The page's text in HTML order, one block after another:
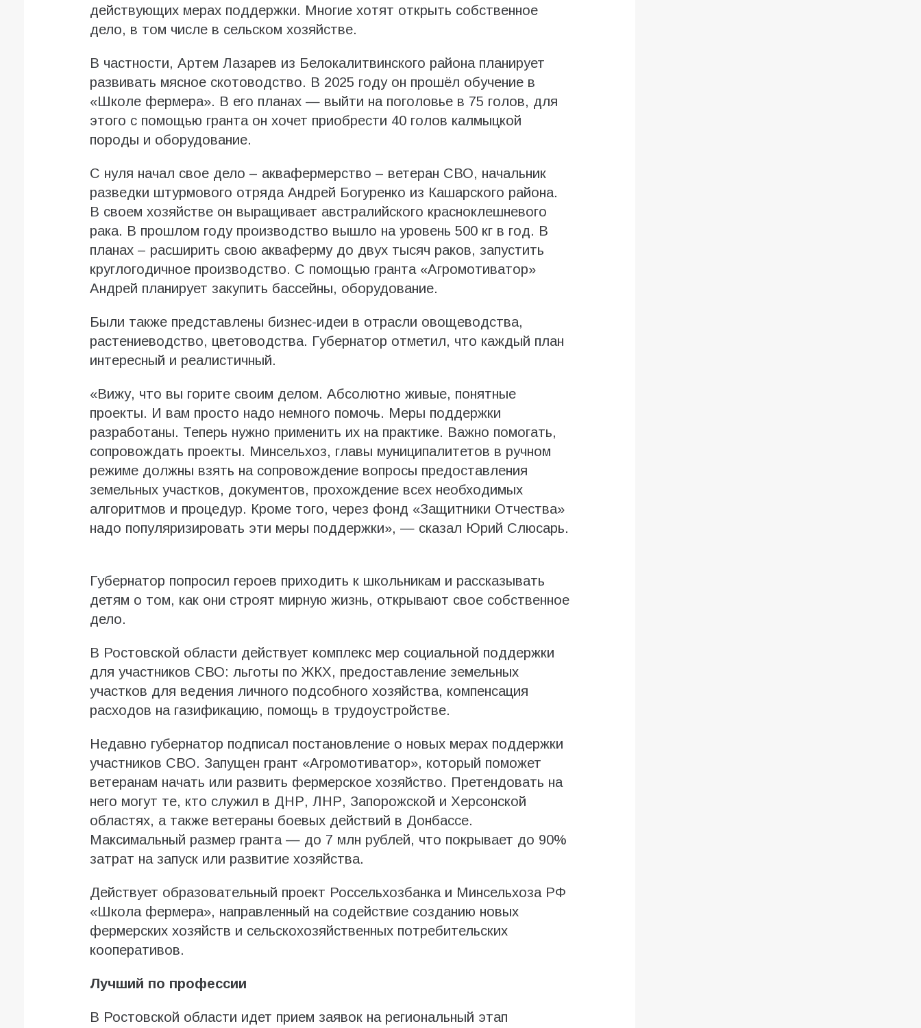
действующих мерах поддержки. Многие хотят открыть собственное
дело, в том числе в сельском хозяйстве.
В частности, Артем Лазарев из Белокалитвинского района планирует
развивать мясное скотоводство. В 2025 году он прошёл обучение в
«Школе фермера». В его планах — выйти на поголовье в 75 голов, для
этого с помощью гранта он хочет приобрести 40 голов калмыцкой
породы и оборудование.
С нуля начал свое дело – аквафермерство – ветеран СВО, начальник
разведки штурмового отряда Андрей Богуренко из Кашарского района.
В своем хозяйстве он выращивает австралийского красноклешневого
рака. В прошлом году производство вышло на уровень 500 кг в год. В
планах – расширить свою акваферму до двух тысяч раков, запустить
круглогодичное производство. С помощью гранта «Агромотиватор»
Андрей планирует закупить бассейны, оборудование.
Были также представлены бизнес-идеи в отрасли овощеводства,
растениеводство, цветоводства. Губернатор отметил, что каждый план
интересный и реалистичный.
«Вижу, что вы горите своим делом. Абсолютно живые, понятные
проекты. И вам просто надо немного помочь. Меры поддержки
разработаны. Теперь нужно применить их на практике. Важно помогать,
сопровождать проекты. Минсельхоз, главы муниципалитетов в ручном
режиме должны взять на сопровождение вопросы предоставления
земельных участков, документов, прохождение всех необходимых
алгоритмов и процедур. Кроме того, через фонд «Защитники Отчества»
надо популяризировать эти меры поддержки», — сказал Юрий Слюсарь.
Губернатор попросил героев приходить к школьникам и рассказывать
детям о том, как они строят мирную жизнь, открывают свое собственное
дело.
В Ростовской области действует комплекс мер социальной поддержки
для участников СВО: льготы по ЖКХ, предоставление земельных
участков для ведения личного подсобного хозяйства, компенсация
расходов на газификацию, помощь в трудоустройстве.
Недавно губернатор подписал постановление о новых мерах поддержки
участников СВО. Запущен грант «Агромотиватор», который поможет
ветеранам начать или развить фермерское хозяйство. Претендовать на
него могут те, кто служил в ДНР, ЛНР, Запорожской и Херсонской
областях, а также ветераны боевых действий в Донбассе.
Максимальный размер гранта — до 7 млн рублей, что покрывает до 90%
затрат на запуск или развитие хозяйства.
Действует образовательный проект Россельхозбанка и Минсельхоза РФ
«Школа фермера», направленный на содействие созданию новых
фермерских хозяйств и сельскохозяйственных потребительских
кооперативов.
Лучший по профессии
В Ростовской области идет прием заявок на региональный этап